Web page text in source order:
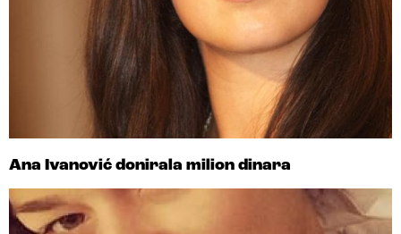
Ana Ivanović donirala milion dinara